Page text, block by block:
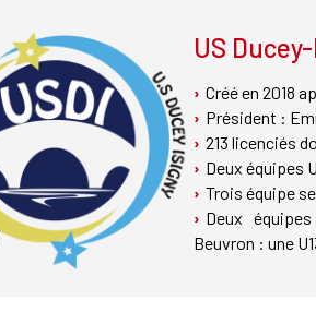
US
Créé en 2018
Président :
213 licenciés
Deux équipes
Trois équipe
Deux
Beuvron : une